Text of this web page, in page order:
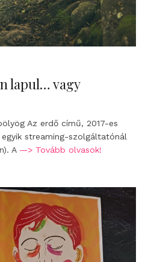
lapul… vagy
Az erdő című, 2017-es
streaming-szolgáltatónál
A —> Tovább olvasok!